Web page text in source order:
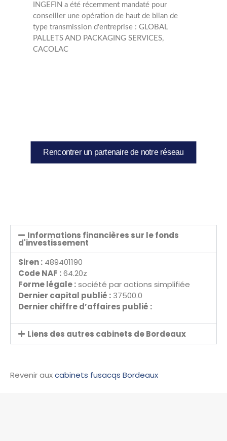
INGEFIN a été récemment mandaté pour
conseiller une opération de haut de bilan de
type transmission d'entreprise : GLOBAL
PALLETS AND PACKAGING SERVICES,
CACOLAC
Rencontrer un partenaire de notre réseau
Informations financières sur le fonds
d'investissement
Siren : 489401190
Code NAF :64.20z
Forme légale :société par actions simplifiée
Dernier capital publié : 37500.0
Dernier chiffre d’affaires publié :
Liens des autres cabinets de Bordeaux
Revenir auxcabinets fusacqs Bordeaux